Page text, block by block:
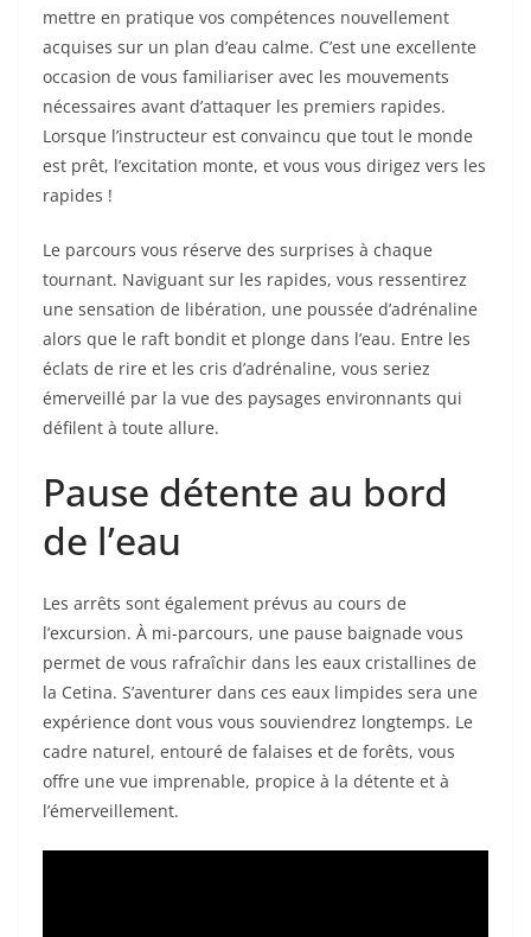
mettre en pratique vos compétences nouvellement
acquises sur un plan d’eau calme. C’est une excellente
occasion de vous familiariser avec les mouvements
nécessaires avant d’attaquer les premiers rapides.
Lorsque l’instructeur est convaincu que tout le monde
est prêt, l’excitation monte, et vous vous dirigez vers les
rapides !
Le parcours vous réserve des surprises à chaque
tournant. Naviguant sur les rapides, vous ressentirez
une sensation de libération, une poussée d’adrénaline
alors que le raft bondit et plonge dans l’eau. Entre les
éclats de rire et les cris d’adrénaline, vous seriez
émerveillé par la vue des paysages environnants qui
défilent à toute allure.
Pause détente au bord
de l’eau
Les arrêts sont également prévus au cours de
l’excursion. À mi-parcours, une pause baignade vous
permet de vous rafraîchir dans les eaux cristallines de
la Cetina. S’aventurer dans ces eaux limpides sera une
expérience dont vous vous souviendrez longtemps. Le
cadre naturel, entouré de falaises et de forêts, vous
offre une vue imprenable, propice à la détente et à
l’émerveillement.